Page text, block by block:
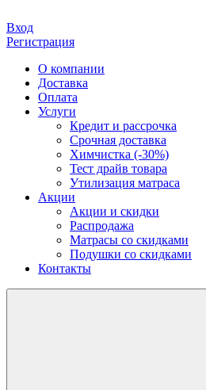
Вход
Регистрация
О компании
Доставка
Оплата
Услуги
Кредит и рассрочка
Срочная доставка
Химчистка (-30%)
Тест драйв товара
Утилизация матраса
Акции
Акции и скидки
Распродажа
Матрасы со скидками
Подушки со скидками
Контакты